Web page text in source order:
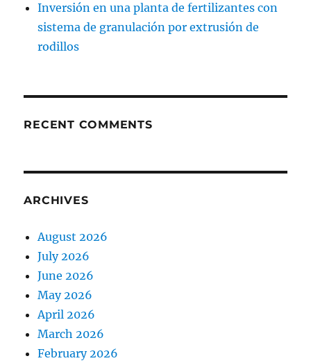
Inversión en una planta de fertilizantes con
sistema de granulación por extrusión de
rodillos
RECENT COMMENTS
ARCHIVES
August 2026
July 2026
June 2026
May 2026
April 2026
March 2026
February 2026